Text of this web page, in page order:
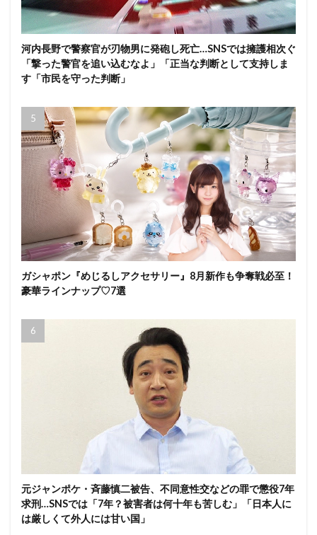
河内長野で警察官が刃物男に発砲し死亡…SNSでは擁護相次ぐ
「撃った警官を追い込むなよ」「正当な判断として支持しま
す「市民を守った判断」
ガシャポン『めじるしアクセサリー』8月新作も争奪戦必至！
豪華ラインナップ♡7選
元ジャンポケ・斉藤慎二被告、不同意性交などの罪で懲役7年
求刑…SNSでは「7年？被害者は何十年も苦しむ」「日本人に
は厳しくて外人には甘い国」